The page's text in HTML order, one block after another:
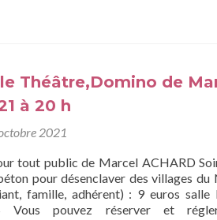
Théâtre,Domino de
à 20 h
2021
tout public de Marcel ACHARD
pour désenclaver des villages
famille, adhérent) : 9 euros
Vous pouvez réserver et